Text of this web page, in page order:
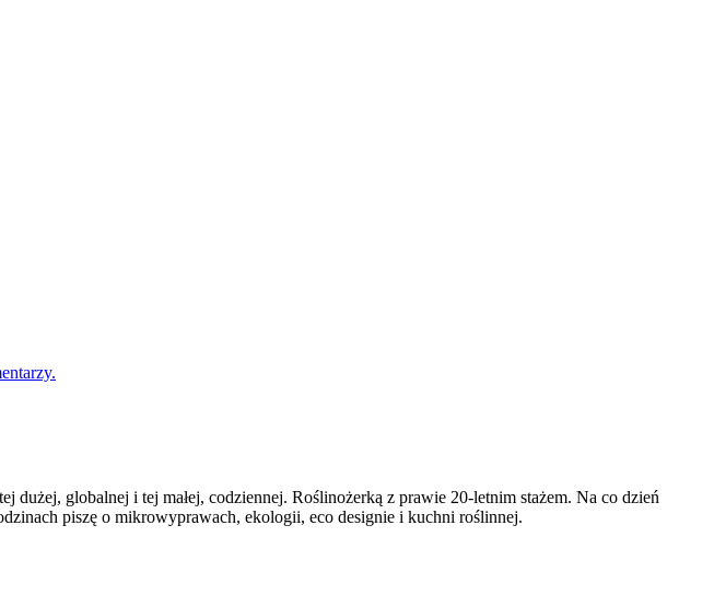
globalnej i tej małej, codziennej. Roślinożerką z prawie 20-letnim stażem. Na co dzień
piszę o mikrowyprawach, ekologii, eco designie i kuchni roślinnej.